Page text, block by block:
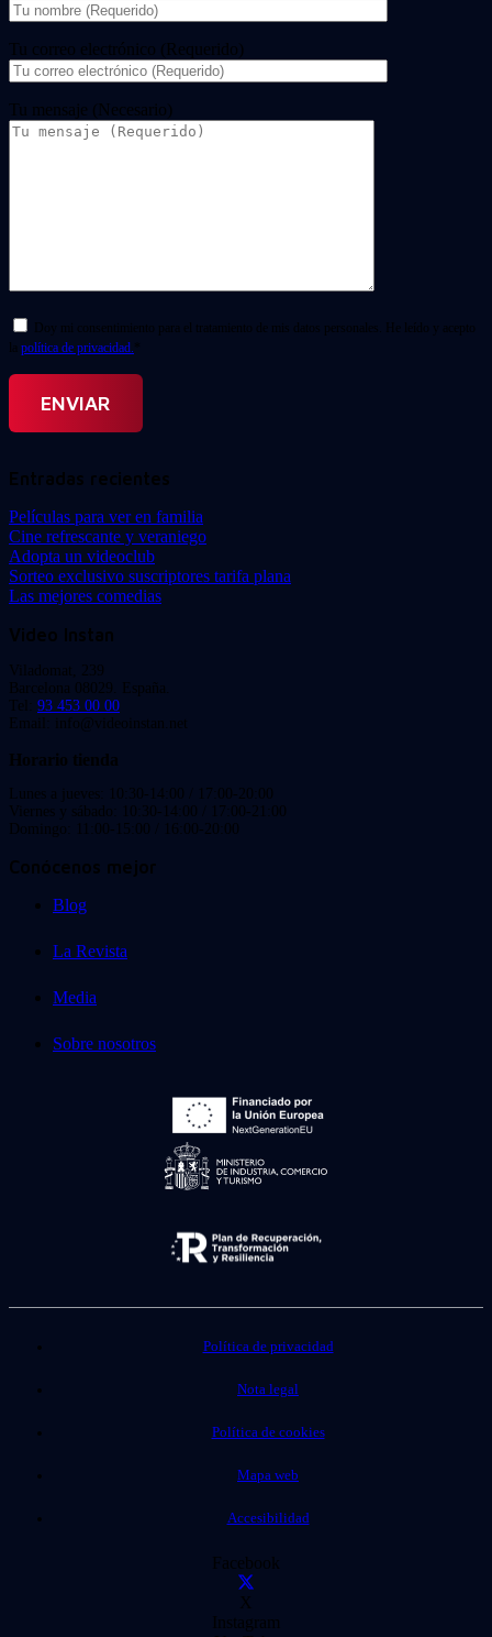
Tu correo electrónico (Requerido)
Tu mensaje (Necesario)
Doy mi consentimiento para el tratamiento de mis datos personales. He leído y acepto
la política de privacidad. *
Entradas recientes
Películas para ver en familia
Cine refrescante y veraniego
Adopta un videoclub
Sorteo exclusivo suscriptores tarifa plana
Las mejores comedias
Video Instan
Viladomat, 239
Barcelona 08029. España.
Tel: 93 453 00 00
Email: info@videoinstan.net
Horario tienda
Lunes a jueves: 10:30-14:00 / 17:00-20:00
Viernes y sábado: 10:30-14:00 / 17:00-21:00
Domingo: 11:00-15:00 / 16:00-20:00
Conócenos mejor
Blog
La Revista
Media
Sobre nosotros
Política de privacidad
Nota legal
Política de cookies
Mapa web
Accesibilidad
Facebook
X
Instagram